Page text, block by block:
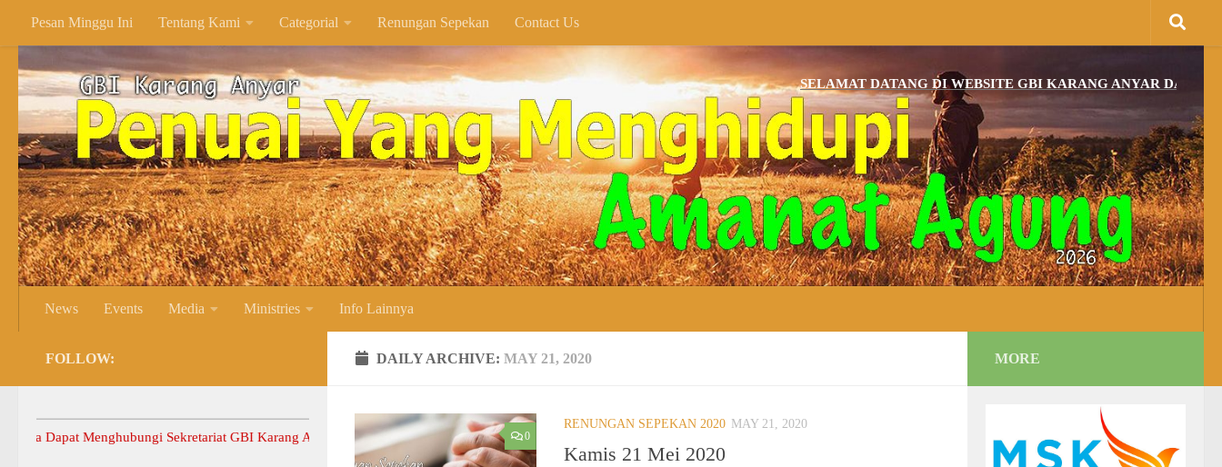
Skip to content
Pesan Minggu Ini Tentang Kami Categorial Renungan Sepekan Contact Us
SELAMAT DATANG DI WEBSITE GBI KARANG ANYAR DAN BAGI
News Events Media Ministries Info Lainnya
DAILY ARCHIVE: MAY 21, 2020
0
RENUNGAN SEPEKAN 2020 MAY 21, 2020
Kamis 21 Mei 2020
FOLLOW:
Menghubungi Sekretariat GBI Karang Anyar.
MORE